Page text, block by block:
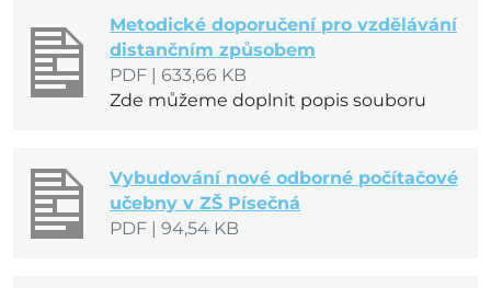
Metodické doporučení pro vzdělávání
distančním způsobem
PDF
633,66 KB
Zde můžeme doplnit popis souboru
Vybudování nové odborné počítačové
učebny v ZŠ Písečná
PDF
94,54 KB